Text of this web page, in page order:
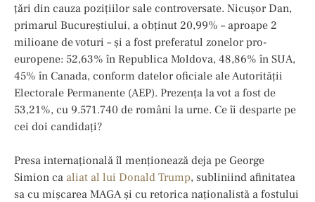
țări din cauza pozițiilor sale controversate. Nicușor Dan,
primarul Bucureștiului, a obținut 20,99% – aproape 2
milioane de voturi – și a fost preferatul zonelor pro-
europene: 52,63% în Republica Moldova, 48,86% în SUA,
45% în Canada, conform datelor oficiale ale Autorității
Electorale Permanente (AEP). Prezența la vot a fost de
53,21%, cu 9.571.740 de români la urne. Ce îi desparte pe
cei doi candidați?
Presa internațională îl menționează deja pe George
Simion ca aliat al lui Donald Trump, subliniind afinitatea
sa cu mișcarea MAGA și cu retorica naționalistă a fostului